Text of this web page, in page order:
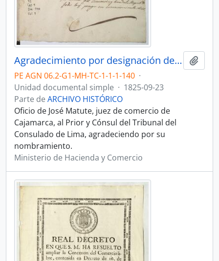
Agradecimiento por designación de puesto
PE AGN 06.2-G1-MH-TC-1-1-1-140 ·
Unidad documental simple · 1825-09-23
Parte de ARCHIVO HISTÓRICO
Oficio de José Matute, juez de comercio de
Cajamarca, al Prior y Cónsul del Tribunal del
Consulado de Lima, agradeciendo por su
nombramiento.
Ministerio de Hacienda y Comercio